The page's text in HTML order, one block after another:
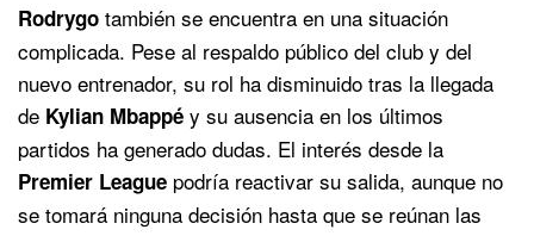
Rodrygo también se encuentra en una situación
complicada. Pese al respaldo público del club y del
nuevo entrenador, su rol ha disminuido tras la llegada
de Kylian Mbappé y su ausencia en los últimos
partidos ha generado dudas. El interés desde la
Premier League podría reactivar su salida, aunque no
se tomará ninguna decisión hasta que se reúnan las